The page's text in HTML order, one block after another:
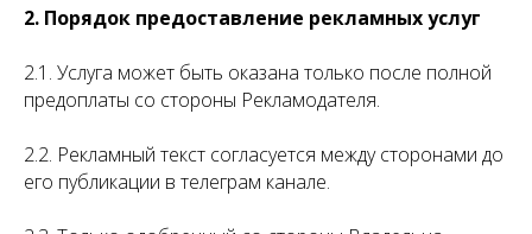
2. Порядок предоставление рекламных услуг
2.1. Услуга может быть оказана только после полной
предоплаты со стороны Рекламодателя.
2.2. Рекламный текст согласуется между сторонами до
его публикации в телеграм канале.